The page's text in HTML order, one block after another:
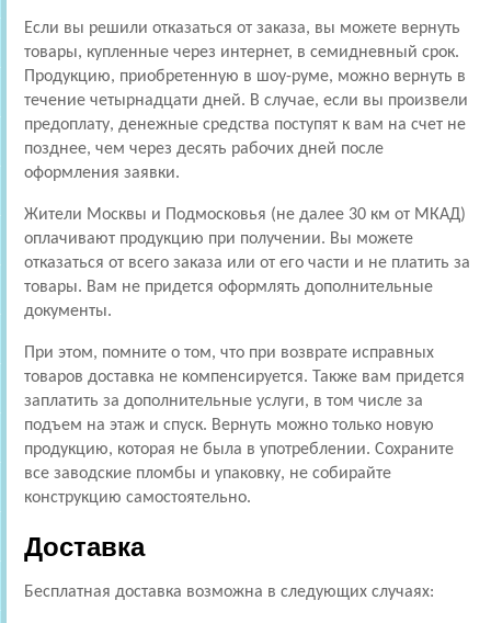
Если вы решили отказаться от заказа, вы можете вернуть
товары, купленные через интернет, в семидневный срок.
Продукцию, приобретенную в шоу-руме, можно вернуть в
течение четырнадцати дней. В случае, если вы произвели
предоплату, денежные средства поступят к вам на счет не
позднее, чем через десять рабочих дней после
оформления заявки.
Жители Москвы и Подмосковья (не далее 30 км от МКАД)
оплачивают продукцию при получении. Вы можете
отказаться от всего заказа или от его части и не платить за
товары. Вам не придется оформлять дополнительные
документы.
При этом, помните о том, что при возврате исправных
товаров доставка не компенсируется. Также вам придется
заплатить за дополнительные услуги, в том числе за
подъем на этаж и спуск. Вернуть можно только новую
продукцию, которая не была в употреблении. Сохраните
все заводские пломбы и упаковку, не собирайте
конструкцию самостоятельно.
Доставка
Бесплатная доставка возможна в следующих случаях: